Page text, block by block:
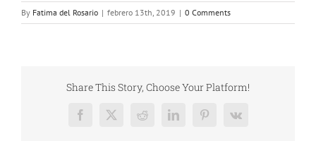
By Fatima del Rosario | febrero 13th, 2019 | 0 Comments
Share This Story, Choose Your Platform!
Facebook
X RedditLinkedInPinterest
Vk